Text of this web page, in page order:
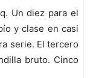
Un diez para el
y clase en casi
serie. El tercero
bruto. Cinco